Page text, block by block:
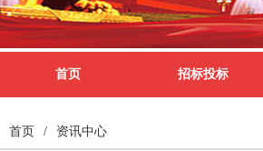
首页 招标投标
首页 / 资讯中心